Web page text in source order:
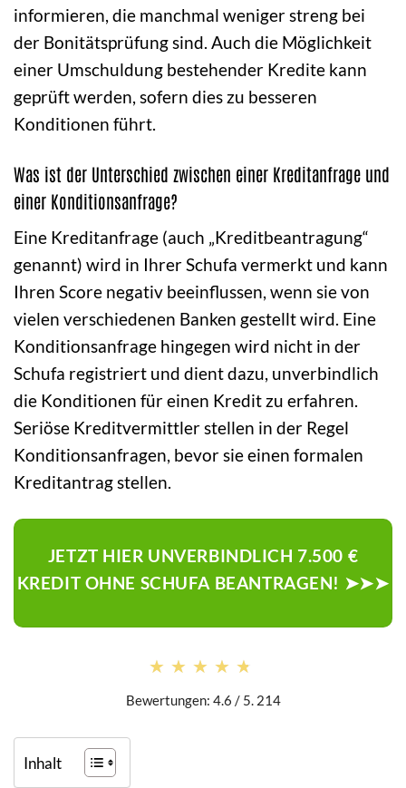
informieren, die manchmal weniger streng bei
der Bonitätsprüfung sind. Auch die Möglichkeit
einer Umschuldung bestehender Kredite kann
geprüft werden, sofern dies zu besseren
Konditionen führt.
Was ist der Unterschied zwischen einer Kreditanfrage und
einer Konditionsanfrage?
Eine Kreditanfrage (auch „Kreditbeantragung“
genannt) wird in Ihrer Schufa vermerkt und kann
Ihren Score negativ beeinflussen, wenn sie von
vielen verschiedenen Banken gestellt wird. Eine
Konditionsanfrage hingegen wird nicht in der
Schufa registriert und dient dazu, unverbindlich
die Konditionen für einen Kredit zu erfahren.
Seriöse Kreditvermittler stellen in der Regel
Konditionsanfragen, bevor sie einen formalen
Kreditantrag stellen.
JETZT HIER UNVERBINDLICH 7.500 €
KREDIT OHNE SCHUFA BEANTRAGEN! ➤➤➤
★★★★★
★★★★★
Bewertungen: 4.6 / 5. 214
Inhalt